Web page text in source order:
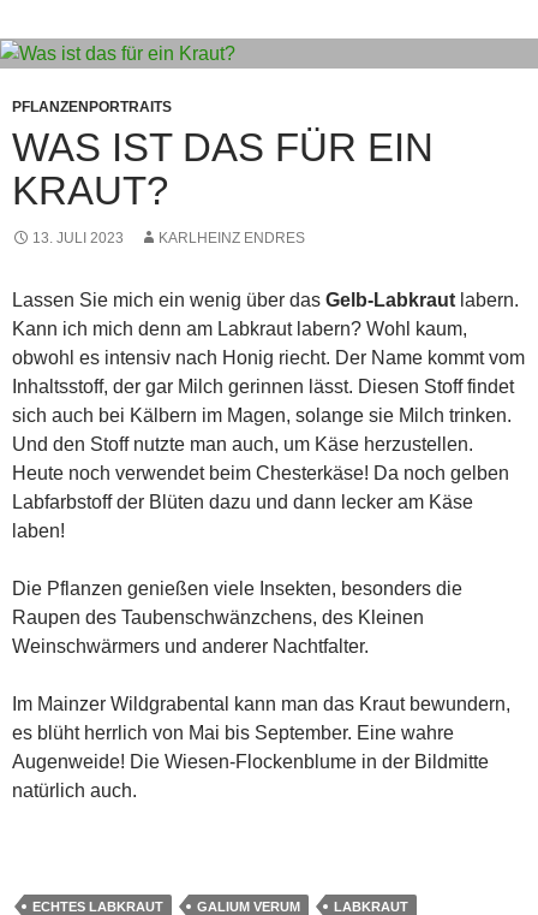
PFLANZENPORTRAITS
WAS IST DAS FÜR EIN
KRAUT?
13. JULI 2023 KARLHEINZ ENDRES
Lassen Sie mich ein wenig über das Gelb-Labkraut labern.
Kann ich mich denn am Labkraut labern? Wohl kaum,
obwohl es intensiv nach Honig riecht. Der Name kommt vom
Inhaltsstoff, der gar Milch gerinnen lässt. Diesen Stoff findet
sich auch bei Kälbern im Magen, solange sie Milch trinken.
Und den Stoff nutzte man auch, um Käse herzustellen.
Heute noch verwendet beim Chesterkäse! Da noch gelben
Labfarbstoff der Blüten dazu und dann lecker am Käse
laben!
Die Pflanzen genießen viele Insekten, besonders die
Raupen des Taubenschwänzchens, des Kleinen
Weinschwärmers und anderer Nachtfalter.
Im Mainzer Wildgrabental kann man das Kraut bewundern,
es blüht herrlich von Mai bis September. Eine wahre
Augenweide! Die Wiesen-Flockenblume in der Bildmitte
natürlich auch.
ECHTES LABKRAUT GALIUM VERUM
LABKRAUT